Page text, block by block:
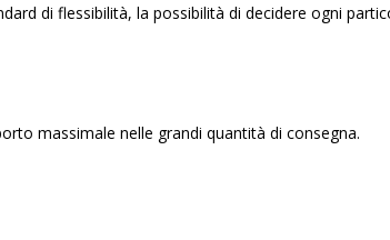
di flessibilità, la possibilità di decidere ogni
massimale nelle grandi quantità di consegna.